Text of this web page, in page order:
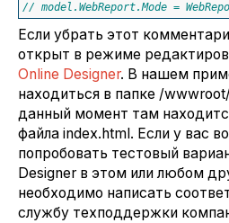
// model.WebReport.Mode =
Если убрать этот
открыт в режиме
Online Designer. В нашем
находиться в папке /
данный момент там
файла index.html. Если у вас
попробовать тестовый
Designer в этом или любом
необходимо написать
службу техподдержки